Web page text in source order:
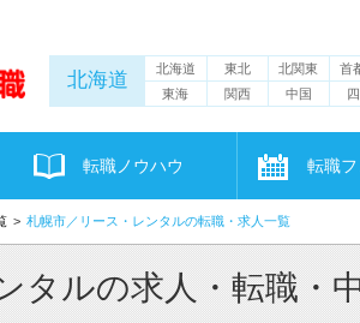
北海道 北海道 東北 北関東 首
東海
関西 中国
転職ノウハウ 転職
札幌市／リース・レンタルの転職・求人一覧
タルの求人・転職・